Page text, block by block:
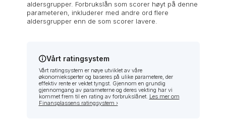
aldersgrupper. Forbrukslån som scorer høyt på denne
parameteren, inkluderer med andre ord flere
aldersgrupper enn de som scorer lavere.
Vårt ratingsystem
Vårt ratingsystem er nøye utviklet av våre
økonomieksperter og baseres på ulike parametere, der
effektiv rente er vektet tyngst. Gjennom en grundig
gjennomgang av parameterne og deres vekting har vi
kommet frem til en rating av forbrukslånet. Les mer om
Finansplassens ratingsystem ›